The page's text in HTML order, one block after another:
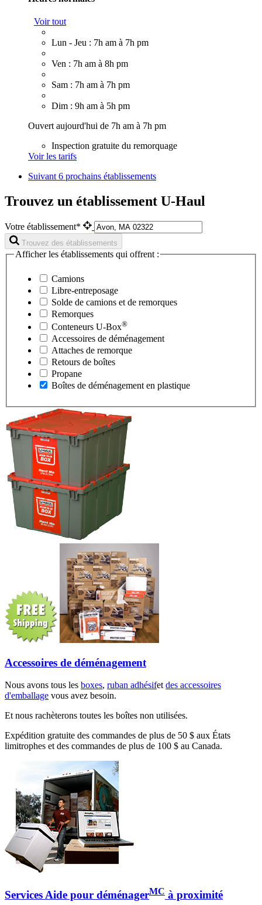
Voir tout
Lun - Jeu : 7h am à 7h pm
Ven : 7h am à 8h pm
Sam : 7h am à 7h pm
Dim : 9h am à 5h pm
Ouvert aujourd'hui de 7h am à 7h pm
Inspection gratuite du remorquage
Voir les tarifs
Suivant6 prochains établissements
Trouvez un établissement U-Haul
Votre établissement*
Trouvez des établissements
Afficher les établissements qui offrent :
Camions
Libre-entreposage
Solde de camions et de remorques
Remorques
Conteneurs U-Box®
Accessoires de déménagement
Attaches de remorque
Retours de boîtes
Propane
Boîtes de déménagement en plastique
Accessoires de déménagement
Nous avons tous les boxes, ruban adhésifet des accessoires
d'emballage vous avez besoin.
Et nous rachèterons toutes les boîtes non utilisées.
Expédition gratuite des commandes de plus de 50 $ aux États
limitrophes et des commandes de plus de 100 $ au Canada.
Services Aide pour déménagerMC à proximité